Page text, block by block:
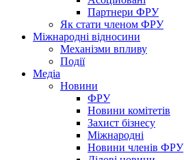
Партнери ФРУ
Як стати членом ФРУ
Міжнародні відносини
Механізми впливу
Події
Медіа
Новини
ФРУ
Новини комітетів
Захист бізнесу
Міжнародні
Новини членів ФРУ